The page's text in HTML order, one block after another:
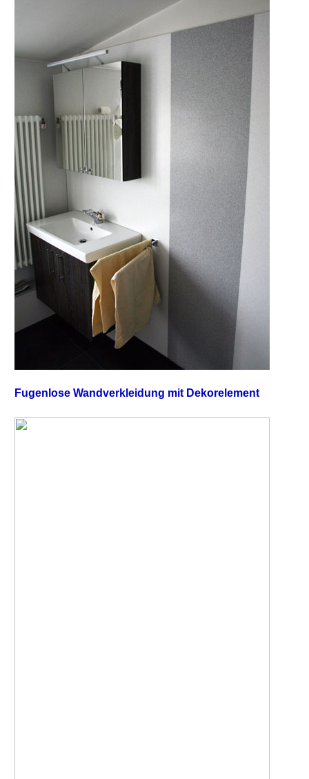
Fugenlose Wandverkleidung mit Dekorelement